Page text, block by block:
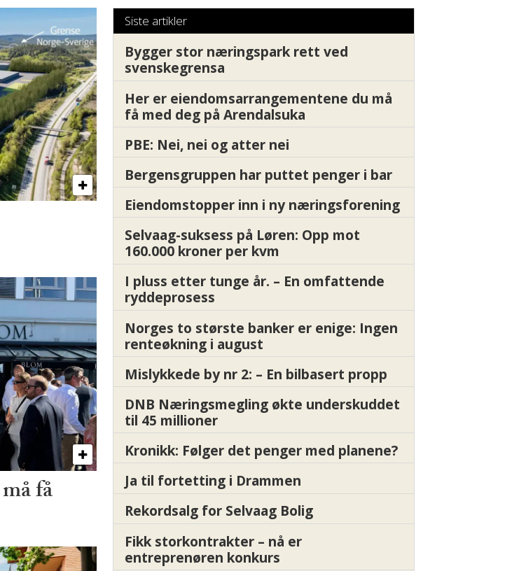
få
Siste artikler
Bygger stor næringspark rett ved
svenskegrensa
Her er eiendomsarrangementene du må
få med deg på Arendalsuka
PBE: Nei, nei og atter nei
Bergensgruppen har puttet penger i bar
Eiendomstopper inn i ny næringsforening
Selvaag-suksess på Løren: Opp mot
160.000 kroner per kvm
I pluss etter tunge år. – En omfattende
ryddeprosess
Norges to største banker er enige: Ingen
renteøkning i august
Mislykkede by nr 2: – En bilbasert propp
DNB Næringsmegling økte underskuddet
til 45 millioner
Kronikk: Følger det penger med planene?
Ja til fortetting i Drammen
Rekordsalg for Selvaag Bolig
Fikk storkontrakter – nå er
entreprenøren konkurs